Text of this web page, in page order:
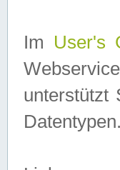
Im User's
unterstützt
Datentypen.